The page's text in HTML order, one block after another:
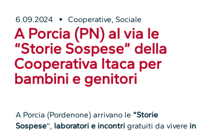
6.09.2024 Cooperative, Sociale
A Porcia (PN) al via le
“Storie Sospese” della
Cooperativa Itaca per
bambini e genitori
A Porcia (Pordenone) arrivano le “Storie
Sospese“, laboratori e incontri gratuiti da vivere in